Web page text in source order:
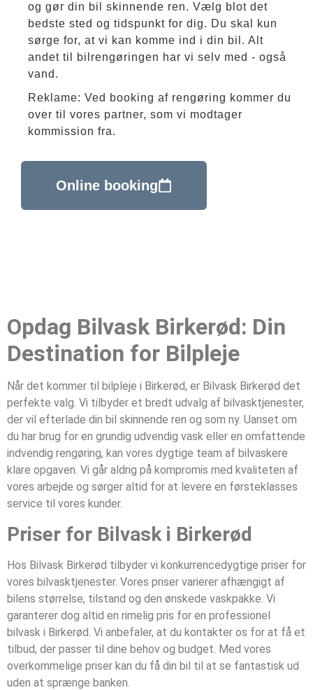
og gør din bil skinnende ren. Vælg blot det
bedste sted og tidspunkt for dig. Du skal kun
sørge for, at vi kan komme ind i din bil. Alt
andet til bilrengøringen har vi selv med - også
vand.
Reklame: Ved booking af rengøring kommer du
over til vores partner, som vi modtager
kommission fra.
Online booking
Opdag Bilvask Birkerød: Din
Destination for Bilpleje
Når det kommer til bilpleje i Birkerød, er Bilvask Birkerød det
perfekte valg. Vi tilbyder et bredt udvalg af bilvasktjenester,
der vil efterlade din bil skinnende ren og som ny. Uanset om
du har brug for en grundig udvendig vask eller en omfattende
indvendig rengøring, kan vores dygtige team af bilvaskere
klare opgaven. Vi går aldrig på kompromis med kvaliteten af
vores arbejde og sørger altid for at levere en førsteklasses
service til vores kunder.
Priser for Bilvask i Birkerød
Hos Bilvask Birkerød tilbyder vi konkurrencedygtige priser for
vores bilvasktjenester. Vores priser varierer afhængigt af
bilens størrelse, tilstand og den ønskede vaskpakke. Vi
garanterer dog altid en rimelig pris for en professionel
bilvask i Birkerød. Vi anbefaler, at du kontakter os for at få et
tilbud, der passer til dine behov og budget. Med vores
overkommelige priser kan du få din bil til at se fantastisk ud
uden at sprænge banken.